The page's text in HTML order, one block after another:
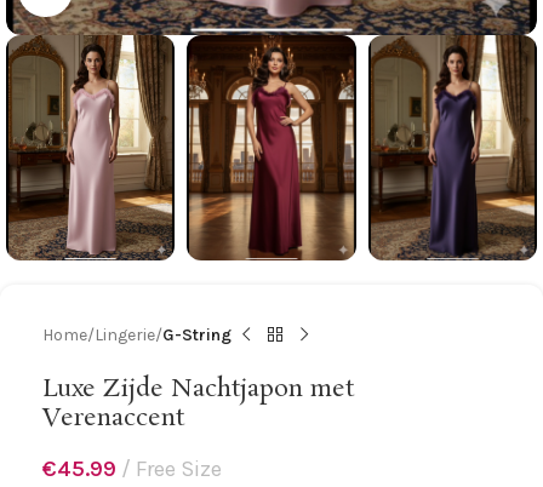
Home Lingerie G-String
Luxe Zijde Nachtjapon met
Verenaccent
€45.99 Free Size